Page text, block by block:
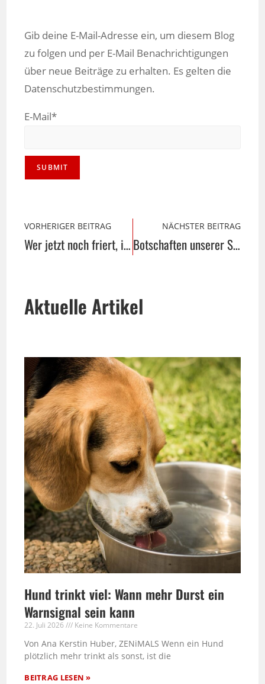
Gib deine E-Mail-Adresse ein, um diesem Blog
zu folgen und per E-Mail Benachrichtigungen
über neue Beiträge zu erhalten. Es gelten die
Datenschutzbestimmungen.
E-Mail*
VORHERIGER BEITRAG
Wer jetzt noch friert, ist selber schuld
NÄCHSTER BEITRAG
Botschaften unserer Seele
Aktuelle Artikel
Hund trinkt viel: Wann mehr Durst ein
Warnsignal sein kann
22. Juli 2026 Keine Kommentare
Von Ana Kerstin Huber, ZENiMALS Wenn ein Hund
plötzlich mehr trinkt als sonst, ist die
BEITRAG LESEN »